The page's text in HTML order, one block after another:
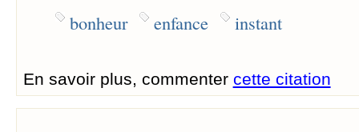
bonheur enfance instant
En savoir plus, commenter cette citation